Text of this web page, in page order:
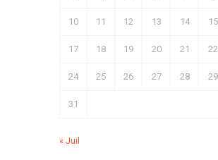
10 11 12 13 14 15
17 18 19 20 21 22
24 25 26 27 28 29
31
« Juil